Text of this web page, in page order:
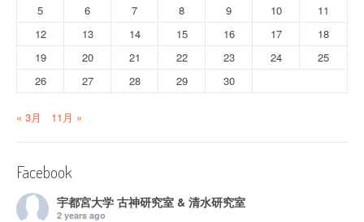
5 6 7 8 9 10
11
12
13 14 15 16 17
18
19
20 21 22 23 24
25
26
27 28 29 30
« 3月 11月 »
Facebook
宇都宮大学 古神研究室 & 清水研究室
2 years ago